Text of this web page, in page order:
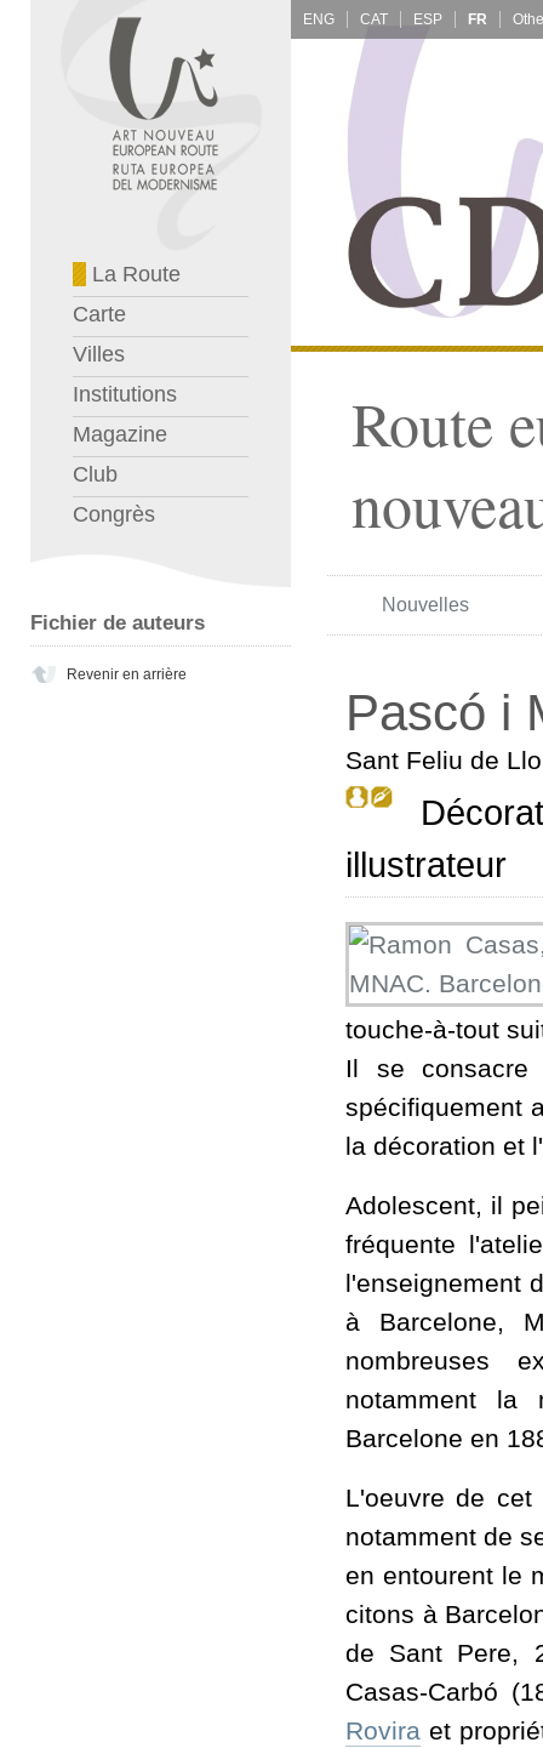
La Route
Carte
Villes
Institutions
Magazine
Club
Congrès
Fichier de auteurs
Revenir en arrière
ENG CAT ESP FR
Route
Nouvelles
Pascó i
Sant Feliu de
illustrateur
touche-à-tout
Il se
spécifiquement
la décoration et
Adolescent, il
fréquente
l'enseignement
à Barcelone,
nombreuses
notamment la
Barcelone en
L'oeuvre de
notamment de
en entourent le
citons à
de Sant Pere,
Casas-Carbó
Rovira et